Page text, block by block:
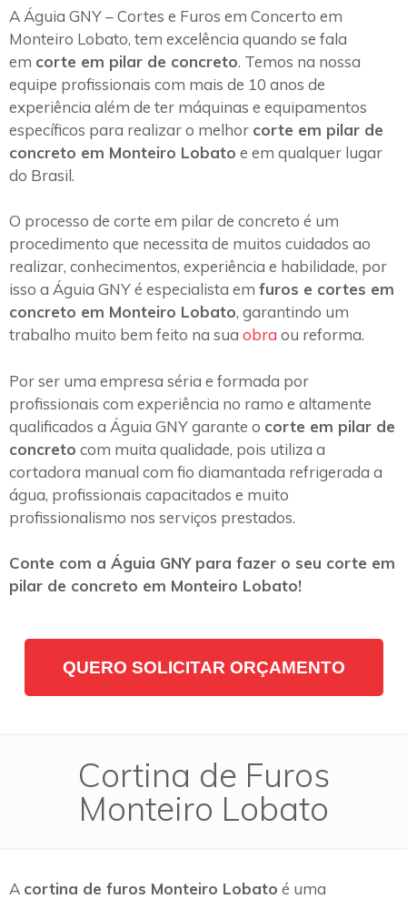
A Águia GNY – Cortes e Furos em Concerto em
Monteiro Lobato, tem excelência quando se fala
em corte em pilar de concreto. Temos na nossa
equipe profissionais com mais de 10 anos de
experiência além de ter máquinas e equipamentos
específicos para realizar o melhor corte em pilar de
concreto em Monteiro Lobato e em qualquer lugar
do Brasil.
O processo de corte em pilar de concreto é um
procedimento que necessita de muitos cuidados ao
realizar, conhecimentos, experiência e habilidade, por
isso a Águia GNY é especialista em furos e cortes em
concreto em Monteiro Lobato, garantindo um
trabalho muito bem feito na sua obra ou reforma.
Por ser uma empresa séria e formada por
profissionais com experiência no ramo e altamente
qualificados a Águia GNY garante o corte em pilar de
concreto com muita qualidade, pois utiliza a
cortadora manual com fio diamantada refrigerada a
água, profissionais capacitados e muito
profissionalismo nos serviços prestados.
Conte com a Águia GNY para fazer o seu corte em
pilar de concreto em Monteiro Lobato!
QUERO SOLICITAR ORÇAMENTO
Cortina de Furos
Monteiro Lobato
A cortina de furos Monteiro Lobato é uma